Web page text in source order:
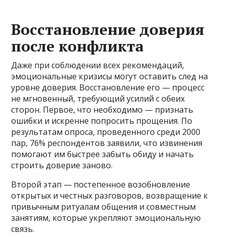
Восстановление доверия
после конфликта
Даже при соблюдении всех рекомендаций,
эмоциональные кризисы могут оставить след на
уровне доверия. Восстановление его — процесс
не мгновенный, требующий усилий с обеих
сторон. Первое, что необходимо — признать
ошибки и искренне попросить прощения. По
результатам опроса, проведенного среди 2000
пар, 76% респондентов заявили, что извинения
помогают им быстрее забыть обиду и начать
строить доверие заново.
Второй этап — постепенное возобновление
открытых и честных разговоров, возвращение к
привычным ритуалам общения и совместным
занятиям, которые укрепляют эмоциональную
связь.